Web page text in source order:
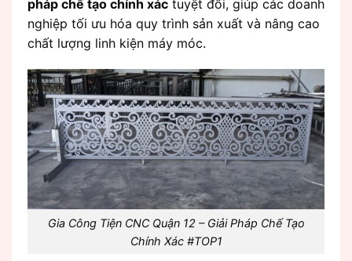
pháp chế tạo chính xác tuyệt đối, giúp các doanh
nghiệp tối ưu hóa quy trình sản xuất và nâng cao
chất lượng linh kiện máy móc.
Gia Công Tiện CNC Quận 12 – Giải Pháp Chế Tạo
Chính Xác #TOP1